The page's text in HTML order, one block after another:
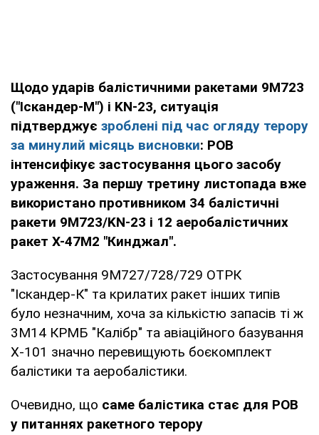
Щодо ударів балістичними ракетами 9М723
("Іскандер-М") і KN-23, ситуація
підтверджує зроблені під час огляду терору
за минулий місяць висновки: РОВ
інтенсифікує застосування цього засобу
ураження. За першу третину листопада вже
використано противником 34 балістичні
ракети 9М723/KN-23 і 12 аеробалістичних
ракет Х-47М2 "Кинджал".
Застосування 9М727/728/729 ОТРК
"Іскандер-К" та крилатих ракет інших типів
було незначним, хоча за кількістю запасів ті ж
3М14 КРМБ "Калібр" та авіаційного базування
Х-101 значно перевищують боєкомплект
балістики та аеробалістики.
Очевидно, що саме балістика стає для РОВ
у питаннях ракетного терору